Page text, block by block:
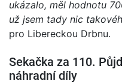
ukázalo, měl hodnotu
už jsem tady nic
pro Libereckou Drbnu.
Sekačka za 110.
náhradní díly